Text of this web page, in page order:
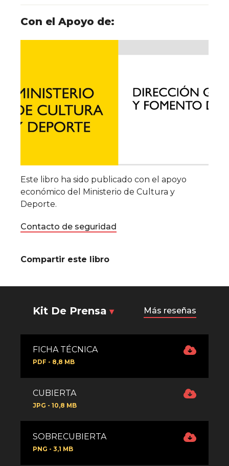
Con el Apoyo de:
Este libro ha sido publicado con el apoyo
económico del Ministerio de Cultura y
Deporte.
Contacto de seguridad
Compartir este libro
Kit De Prensa Más reseñas
FICHA TÉCNICA
PDF - 8,8 MB
CUBIERTA
JPG - 10,8 MB
SOBRECUBIERTA
PNG - 3,1 MB